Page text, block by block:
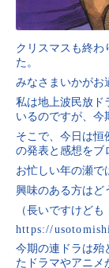
クリスマスも終わ
た。
みなさまいかがお
私は地上波民放ド
いるのですが、今
そこで、今日は恒
の発表と感想をブ
お忙しい年の瀬で
興味のある方はど
（長いですけども
https://
今期の連ドラは殆
たドラマやアニメ